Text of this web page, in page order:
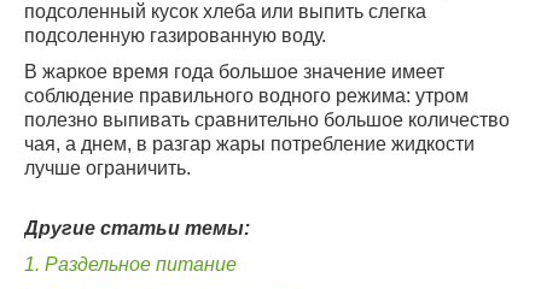
подсоленный кусок хлеба или выпить слегка
подсоленную газированную воду.
В жаркое время года большое значение имеет
соблюдение правильного водного режима: утром
полезно выпивать сравнительно большое количество
чая, а днем, в разгар жары потребление жидкости
лучше ограничить.
Другие статьи темы:
1. Раздельное питание